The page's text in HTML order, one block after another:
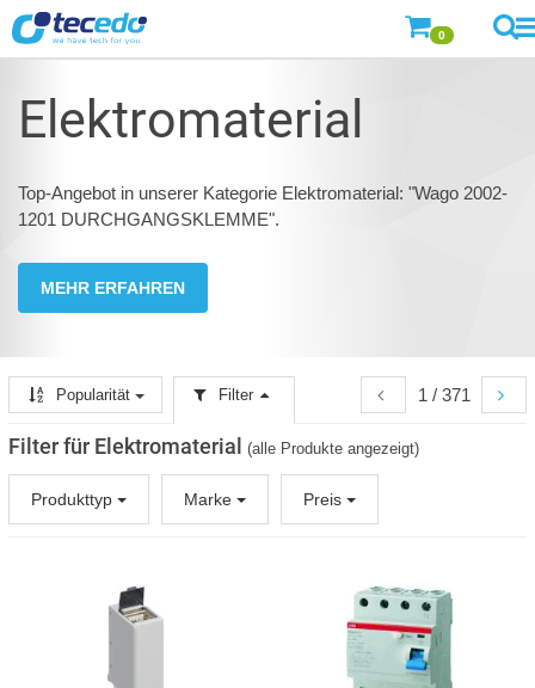
0
Elektromaterial
Top-Angebot in unserer Kategorie Elektromaterial: "Wago 2002-
1201 DURCHGANGSKLEMME".
MEHR ERFAHREN
1 / 371
Popularität Filter
Filter für Elektromaterial (alle Produkte angezeigt)
Produkttyp Marke Preis